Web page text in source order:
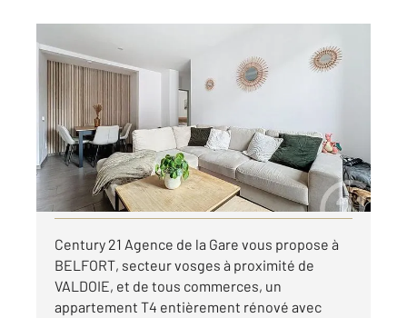
BELFORT 90
85 m2, 4 pièces
Ref : 30133
Appartement F4 à louer
780 €
par mois charges comprises
Visiter le site dédié
Century 21 Agence de la Gare vous propose à
BELFORT, secteur vosges à proximité de
VALDOIE, et de tous commerces, un
appartement T4 entièrement rénové avec